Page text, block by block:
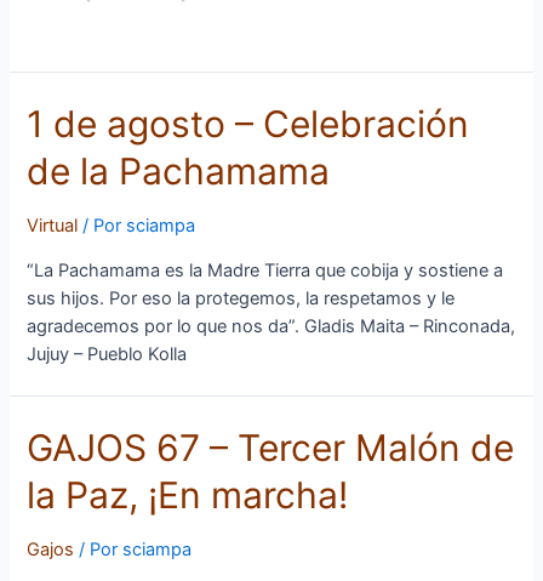
1 de agosto – Celebración
de la Pachamama
Virtual / Por sciampa
“La Pachamama es la Madre Tierra que cobija y sostiene a
sus hijos. Por eso la protegemos, la respetamos y le
agradecemos por lo que nos da”. Gladis Maita – Rinconada,
Jujuy – Pueblo Kolla
GAJOS 67 – Tercer Malón de
la Paz, ¡En marcha!
Gajos / Por sciampa
GAJOS
67
Malón